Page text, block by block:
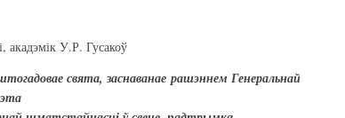
У.Р. Гусакоў
свята, заснаванае рашэннем Генеральнай